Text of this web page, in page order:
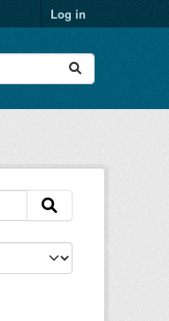
Log in